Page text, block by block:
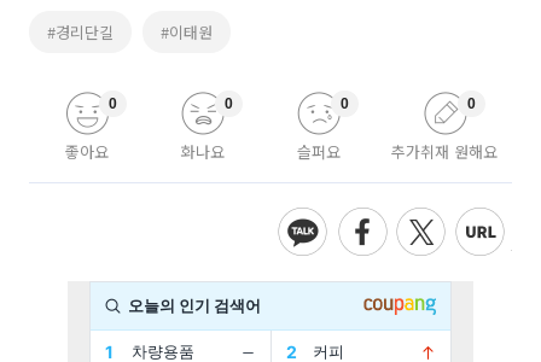
#경리단길 #이태원
좋아요
0
화나요
0
슬퍼요
0
추가취재 원해요
0